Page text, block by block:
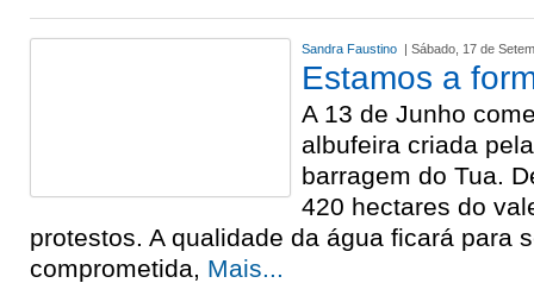
Sandra Faustino | Sábado, 17 de
Estamos a
A 13 de Junho
albufeira criada
barragem do Tua.
420 hectares do
protestos. A qualidade da água ficará para
comprometida, Mais...